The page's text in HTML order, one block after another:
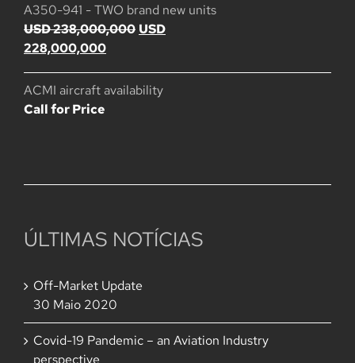
A350-941 - TWO brand new units
USD238,000,000 O
era:
USD
228,000,000O
atual
ACMI aircraft availability
Call for Price
ÚLTIMAS NOTÍCIAS
Off-Market Update
30 Maio 2020
Covid-19 Pandemic – an Aviation Industry
perspective